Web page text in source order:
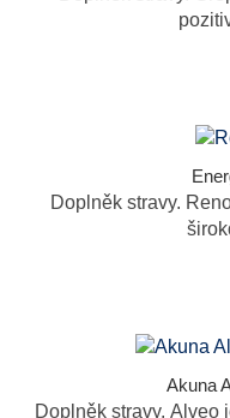
Doplněk stravy.
Akuna
Doplněk stravy. Alveo